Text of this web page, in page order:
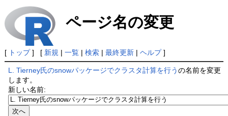
ページ名の変更
[ トップ] [ 新規 | 一覧| 検索| 最終更新| ヘルプ]
L. Tierney氏のsnowパッケージでクラスタ計算を行うの名前を変更
します。
新しい名前: